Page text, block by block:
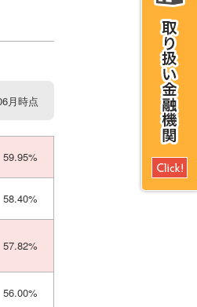
月時点
59.95%
58.40%
57.82%
56.00%